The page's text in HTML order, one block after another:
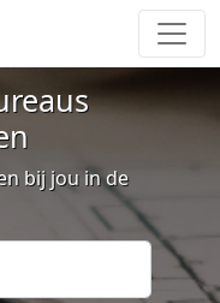
bij jou in de